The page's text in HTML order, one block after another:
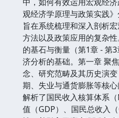
观经济学原理与政策实践
旨在系统梳理和深入剖析
方法以及政策应用的复杂
的基石与衡量（第1章 - 第
济分析的基础。第一章 聚
念、研究范畴及其历史演
期、失业与通货膨胀等核
解析了国民收入核算体系
值（GDP）、国民总收入